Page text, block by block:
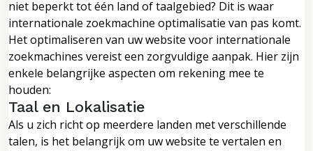
niet beperkt tot één land of taalgebied? Dit is waar
internationale zoekmachine optimalisatie van pas komt.
Het optimaliseren van uw website voor internationale
zoekmachines vereist een zorgvuldige aanpak. Hier zijn
enkele belangrijke aspecten om rekening mee te
houden:
Taal en Lokalisatie
Als u zich richt op meerdere landen met verschillende
talen, is het belangrijk om uw website te vertalen en